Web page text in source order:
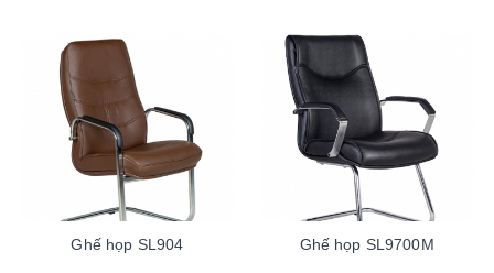
Ghế họp SL904 Ghế họp SL9700M